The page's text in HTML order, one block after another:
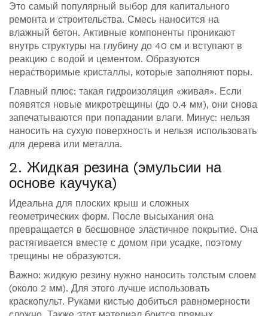
Это самый популярный выбор для капитального
ремонта и строительства. Смесь наносится на
влажный бетон. Активные компоненты проникают
внутрь структуры на глубину до 40 см и вступают в
реакцию с водой и цементом. Образуются
нерастворимые кристаллы, которые заполняют поры.
Главный плюс: такая гидроизоляция «живая». Если
появятся новые микротрещины (до 0.4 мм), они снова
запечатываются при попадании влаги. Минус: нельзя
наносить на сухую поверхность и нельзя использовать
для дерева или металла.
2. Жидкая резина (эмульсии на
основе каучука)
Идеальна для плоских крыш и сложных
геометрических форм. После высыхания она
превращается в бесшовное эластичное покрытие. Она
растягивается вместе с домом при усадке, поэтому
трещины не образуются.
Важно: жидкую резину нужно наносить толстым слоем
(около 2 мм). Для этого лучше использовать
краскопульт. Руками кистью добиться равномерности